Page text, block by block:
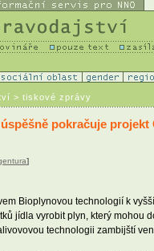
> tiskové zprávy
pokračuje
]
Bioplynovou technologií k
jídla vyrobit plyn, který mohou
technologii zambijští